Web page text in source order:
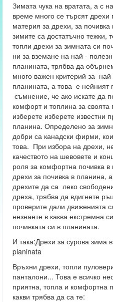
Зимата чука на вратата, а с
време много се търсят
материя за дрехи, за
зимите са достатъчно тежки,
топли дрехи за зимната си
ни за вземане на най -
планината, трябва да
много важен критерий за
планината, а това е нейният
съмнение, че ако искате да
комфорт и топлина за своята
изберете изберете известни
планина. Определено за
добри са канадски фирми,
това. При избора на дрехи,
качеството на шевовете и
роля за комфортна почивка
дрехи за почивка в планина,
дрехите да са леко
дреха, трябва да вдигнете
проверите дали движенията
незнаете в каква екстремна
почивката си в планината.
И така:Дрехи за сурова зима
planinata
Връхни дрехи, топли
панталони... Това е всичко
приятна, топла и комфортна
какви трябва да са те: